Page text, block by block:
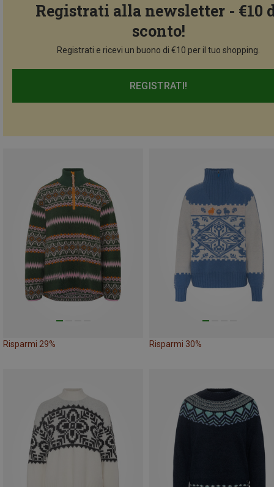
Registrati alla newsletter - €10
sconto!
Registrati e ricevi un buono di €10 per il tuo shopping.
REGISTRATI!
Risparmi 29% Risparmi 30%